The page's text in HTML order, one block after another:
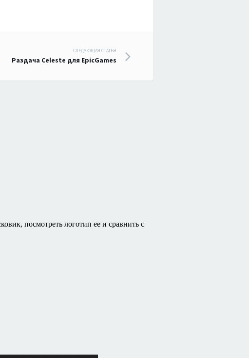
СЛЕДУЮЩАЯ СТАТЬЯ
Раздача Celeste для EpicGames